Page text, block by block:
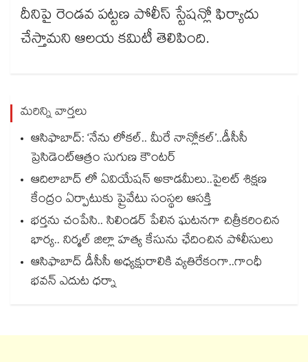
దీనిపై రెండవ పట్టణ పోలీస్ స్టేషన్లో ఫిర్యాదు
చేస్తామని ఆలయ కమిటీ తెలిపింది.
మరిన్ని వార్తలు
ఆసిఫాబాద్: ‘నేను లోకల్.. మీరే నాన్లోకల్’..డీసీసీ
ప్రెసిడెంట్ఆత్రం సుగుణ కౌంటర్
ఆదిలాబాద్ లో ఏవియేషన్ అకాడమీలు..పైలట్ శిక్షణ
కేంద్రం ఏర్పాటుకు ప్రైవేటు సంస్థల ఆసక్తి
భర్తను చంపేసి.. సిలిండర్ పేలిన ఘటనగా చిత్రీకరించిన
భార్య.. నిర్మల్ జిల్లా హత్య కేసును ఛేదించిన పోలీసులు
ఆసిఫాబాద్ డీసీసీ అధ్యక్షురాలికి వ్యతిరేకంగా..గాంధీ
భవన్ ఎదుట ధర్నా